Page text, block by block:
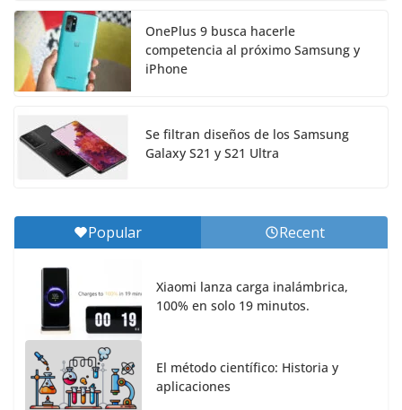
OnePlus 9 busca hacerle
competencia al próximo Samsung y
iPhone
Se filtran diseños de los Samsung
Galaxy S21 y S21 Ultra
Popular Recent
Xiaomi lanza carga inalámbrica,
100% en solo 19 minutos.
El método científico: Historia y
aplicaciones